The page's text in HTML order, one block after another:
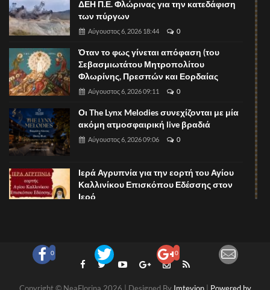
0 0
ΔΕΗ Π.Ε. Φλώρινας για την κατεδάφιση
των πύργων
Αύγουστος 6, 2026 18:44 0
Όταν το φως γίνεται απόφαση (του
Σεβασμιωτάτου Μητροπολίτου
Φλωρίνης, Πρεσπών και Εορδαίας
Αύγουστος 6, 2026 09:11 0
Οι The Lynx Melodies συνεχίζονται με μία
ακόμη ατμοσφαιρική live βραδιά
Αύγουστος 6, 2026 09:06 0
Ιερά Αγρυπνία για την εορτή του Αγίου
Καλλινίκου Επισκόπου Εδέσσης στον
Ιερό
Αύγουστος 6, 2026 08:57 0